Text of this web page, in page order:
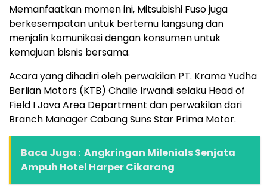
Memanfaatkan momen ini, Mitsubishi Fuso juga
berkesempatan untuk bertemu langsung dan
menjalin komunikasi dengan konsumen untuk
kemajuan bisnis bersama.
Acara yang dihadiri oleh perwakilan PT. Krama Yudha
Berlian Motors (KTB) Chalie Irwandi selaku Head of
Field I Java Area Department dan perwakilan dari
Branch Manager Cabang Suns Star Prima Motor.
Baca Juga : Angkringan Milenials Senjata
Ampuh Hotel Harper Cikarang